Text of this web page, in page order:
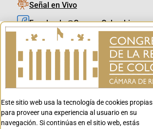
Señal en Vivo
Facebook_@CamaraColombia
Instagram_@CamaraColombia
X_@CamaraColombia
Youtube_@CamaraColombia
Youtube_@CanalCongreso
Este sitio web usa la tecnología de cookies propias
para proveer una experiencia al usuario en su
navegación. Si continúas en el sitio web, estás